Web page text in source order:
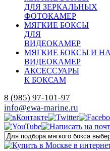
ДЛЯ ЗЕРКАЛЬНЫХ
ФОТОКАМЕР
МЯГКИЕ БОКСЫ
ДЛЯ
ВИДЕОКАМЕР
МЯГКИЕ БОКСЫ И
ВИДЕОКАМЕР
АКСЕССУАРЫ
К БОКСАМ
8 (985) 97-101-97
info@ewa-marine.ru